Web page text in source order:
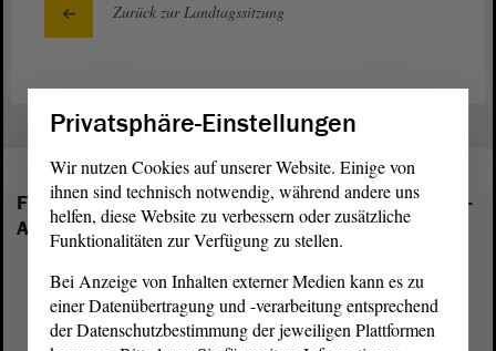
Zurück zur Landtagssitzung
Folgende Fraktionen sind im Landtag von Sachsen-
Anhalt vertreten:
Privatsphäre-Einstellungen
Wir nutzen Cookies auf unserer Website. Einige von
ihnen sind technisch notwendig, während andere uns
helfen, diese Website zu verbessern oder zusätzliche
Funktionalitäten zur Verfügung zu stellen.
Bei Anzeige von Inhalten externer Medien kann es zu
einer Datenübertragung und -verarbeitung entsprechend
der Datenschutzbestimmung der jeweiligen Plattformen